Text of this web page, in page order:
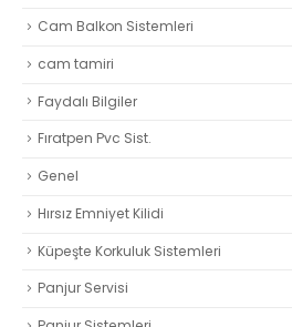
Cam Balkon Sistemleri
cam tamiri
Faydalı Bilgiler
Fıratpen Pvc Sist.
Genel
Hırsız Emniyet Kilidi
Küpeşte Korkuluk Sistemleri
Panjur Servisi